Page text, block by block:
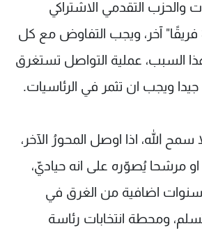
والحزب التقدمي الاشتراكي
والكتائب، هناك "35 فريقًا" آخر، ويجب التفاوض مع كل
السبب، عملية التواصل تستغرق
جيدا ويجب ان تثمر في الرئاسيات.
الله، اذا اوصل المحورُ الآخر،
او مرشحا يُصوّره على انه حياديّ،
فاننا سنَدخل في 6 سنوات اضافية من الغرق في
ومحطة انتخابات رئاسة